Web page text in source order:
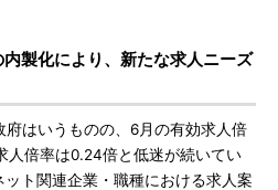
製化により、新たな求人ニーズ
はいうものの、6月の有効求人倍
人倍率は0.24倍と低迷が続いてい
ト関連企業・職種における求人案